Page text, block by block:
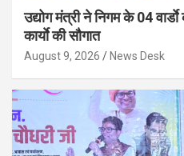
उद्योग मंत्री ने निगम के 04
कार्याे की सौगात
August 9, 2026 News Desk